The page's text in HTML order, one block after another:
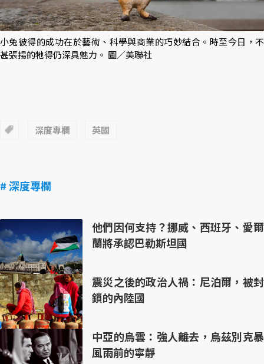
小兔彼得的成功在於藝術、科學與商業的巧妙結合。時至今日，不
甚張揚的牠得仍深具魅力。 圖／美聯社
深度專欄 英國
# 深度專欄
他們因何支持？挪威、西班牙、愛爾
蘭將承認巴勒斯坦國
震災之後的政治人禍：尼泊爾，被封
鎖的內陸國
中亞的烏雲：強人離去，烏茲別克暴
風雨前的寧靜